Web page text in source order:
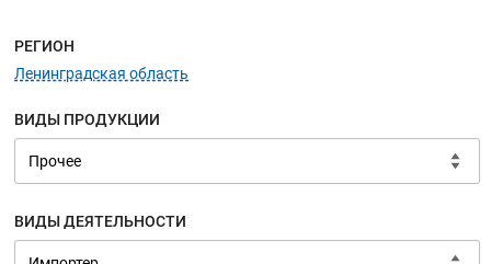
Меню навигации
РЕГИОН
Ленинградская область
ВИДЫ ПРОДУКЦИИ
ВИДЫ ДЕЯТЕЛЬНОСТИ